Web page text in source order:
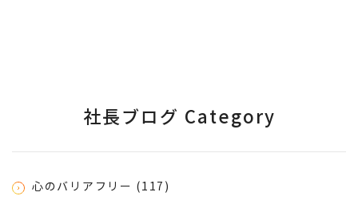
社長ブログ Category
心のバリアフリー (117)